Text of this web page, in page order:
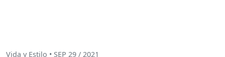
Vida y Estilo • SEP 29 / 2021